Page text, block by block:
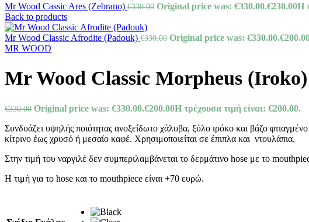
Mr Wood Cassic Ares (Zebrano) €330.00 Original price was: €330.00.€230.00Η
Back to products
Mr Wood Classic Afrodite (Padouk) €330.00 Original price was: €330.00.€
MR WOOD
Mr Wood Classic Morpheus (Iroko)
€330.00 Original price was: €330.00.€200.00Η τρέχουσα τιμή είναι: €200.00.
Συνδυάζει υψηλής ποιότητας ανοξείδωτο χάλυβα, ξύλο ιρόκο και βάζο
κίτρινο έως χρυσό ή μεσαίο καφέ. Χρησιμοποιείται σε έπιπλα και ντουλάπια.
Στην τιμή του ναργιλέ δεν συμπεριλαμβάνεται το δερμάτινο hose με το
Η τιμή για το hose και το mouthpiece είναι +70 ευρώ.